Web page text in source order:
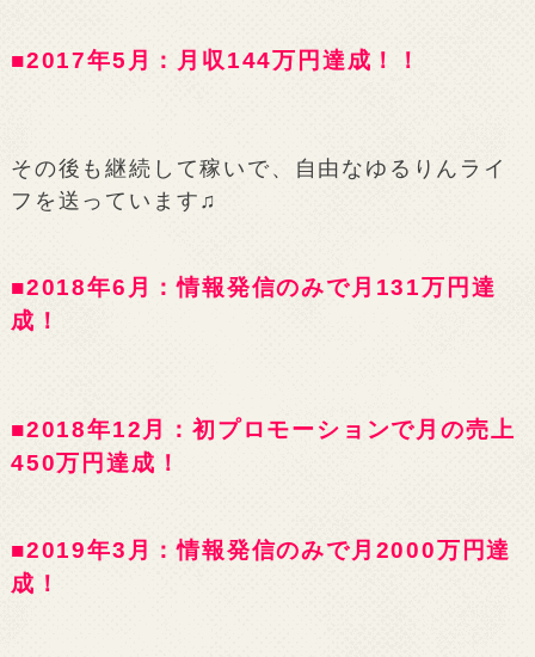
■2017年5月：月収144万円達成！！
その後も継続して稼いで、自由なゆるりんライ
フを送っています♫
■2018年6月：情報発信のみで月131万円達
成！
■2018年12月：初プロモーションで月の売上
450万円達成！
■2019年3月：情報発信のみで月2000万円達
成！